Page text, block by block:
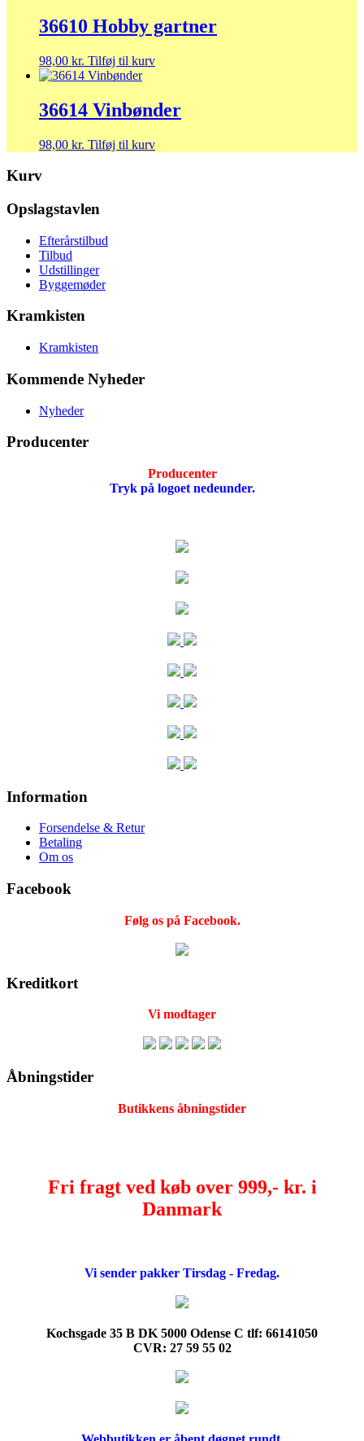
36610 Hobby gartner
98,00 kr. Tilføj til kurv
36614 Vinbønder
98,00 kr. Tilføj til kurv
Kurv
Opslagstavlen
Efterårstilbud
Tilbud
Udstillinger
Byggemøder
Kramkisten
Kramkisten
Kommende Nyheder
Nyheder
Producenter
Producenter
Tryk på logoet nedeunder.
Information
Forsendelse & Retur
Betaling
Om os
Facebook
Følg os på Facebook.
Kreditkort
Vi modtager
Åbningstider
Butikkens åbningstider
Fri fragt ved køb over 999,- kr. i
Danmark
Vi sender pakker Tirsdag - Fredag.
Kochsgade 35 B DK 5000 Odense C tlf: 66141050
CVR: 27 59 55 02